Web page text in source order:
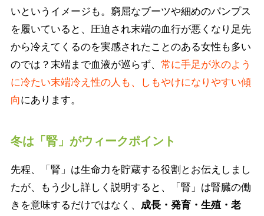
いというイメージも。窮屈なブーツや細めのパンプス
を履いていると、圧迫され末端の血行が悪くなり足先
から冷えてくるのを実感されたことのある女性も多い
のでは？末端まで血液が巡らず、 常に手足が氷のよう
に冷たい末端冷え性の人も、しもやけになりやすい傾
向にあります。
冬は「腎」がウィークポイント
先程、「腎」は生命力を貯蔵する役割とお伝えしまし
たが、もう少し詳しく説明すると、「腎」は腎臓の働
きを意味するだけではなく、 成長・発育・生殖・老